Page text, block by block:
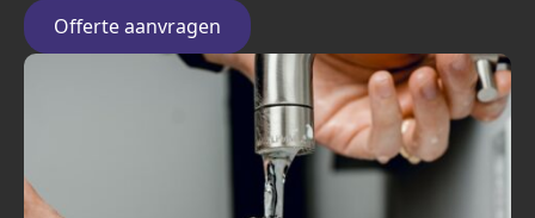
Offerte aanvragen